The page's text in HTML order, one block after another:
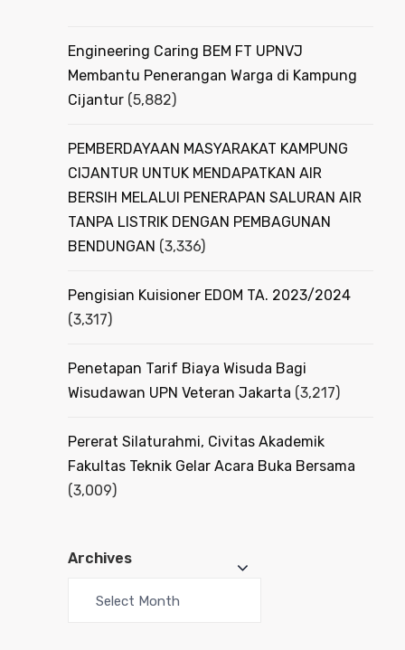
Engineering Caring BEM FT UPNVJ
Membantu Penerangan Warga di Kampung
Cijantur (5,882)
PEMBERDAYAAN MASYARAKAT KAMPUNG
CIJANTUR UNTUK MENDAPATKAN AIR
BERSIH MELALUI PENERAPAN SALURAN AIR
TANPA LISTRIK DENGAN PEMBAGUNAN
BENDUNGAN (3,336)
Pengisian Kuisioner EDOM TA. 2023/2024
(3,317)
Penetapan Tarif Biaya Wisuda Bagi
Wisudawan UPN Veteran Jakarta (3,217)
Pererat Silaturahmi, Civitas Akademik
Fakultas Teknik Gelar Acara Buka Bersama
(3,009)
Archives